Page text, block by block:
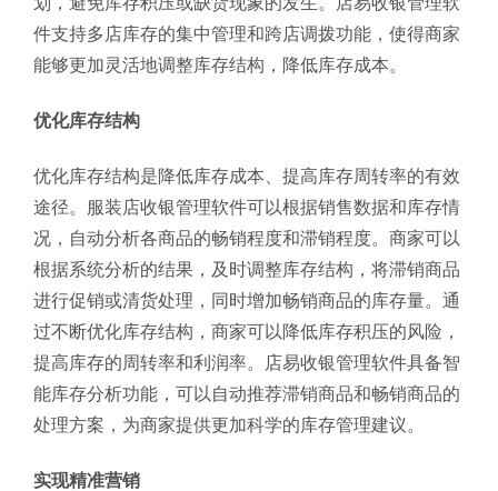
件支持多店库存的集中管理和跨店调拨功能，使得商家
能够更加灵活地调整库存结构，降低库存成本。
优化库存结构
优化库存结构是降低库存成本、提高库存周转率的有效
途径。服装店收银管理软件可以根据销售数据和库存情
况，自动分析各商品的畅销程度和滞销程度。商家可以
根据系统分析的结果，及时调整库存结构，将滞销商品
进行促销或清货处理，同时增加畅销商品的库存量。通
过不断优化库存结构，商家可以降低库存积压的风险，
提高库存的周转率和利润率。店易收银管理软件具备智
能库存分析功能，可以自动推荐滞销商品和畅销商品的
处理方案，为商家提供更加科学的库存管理建议。
实现精准营销